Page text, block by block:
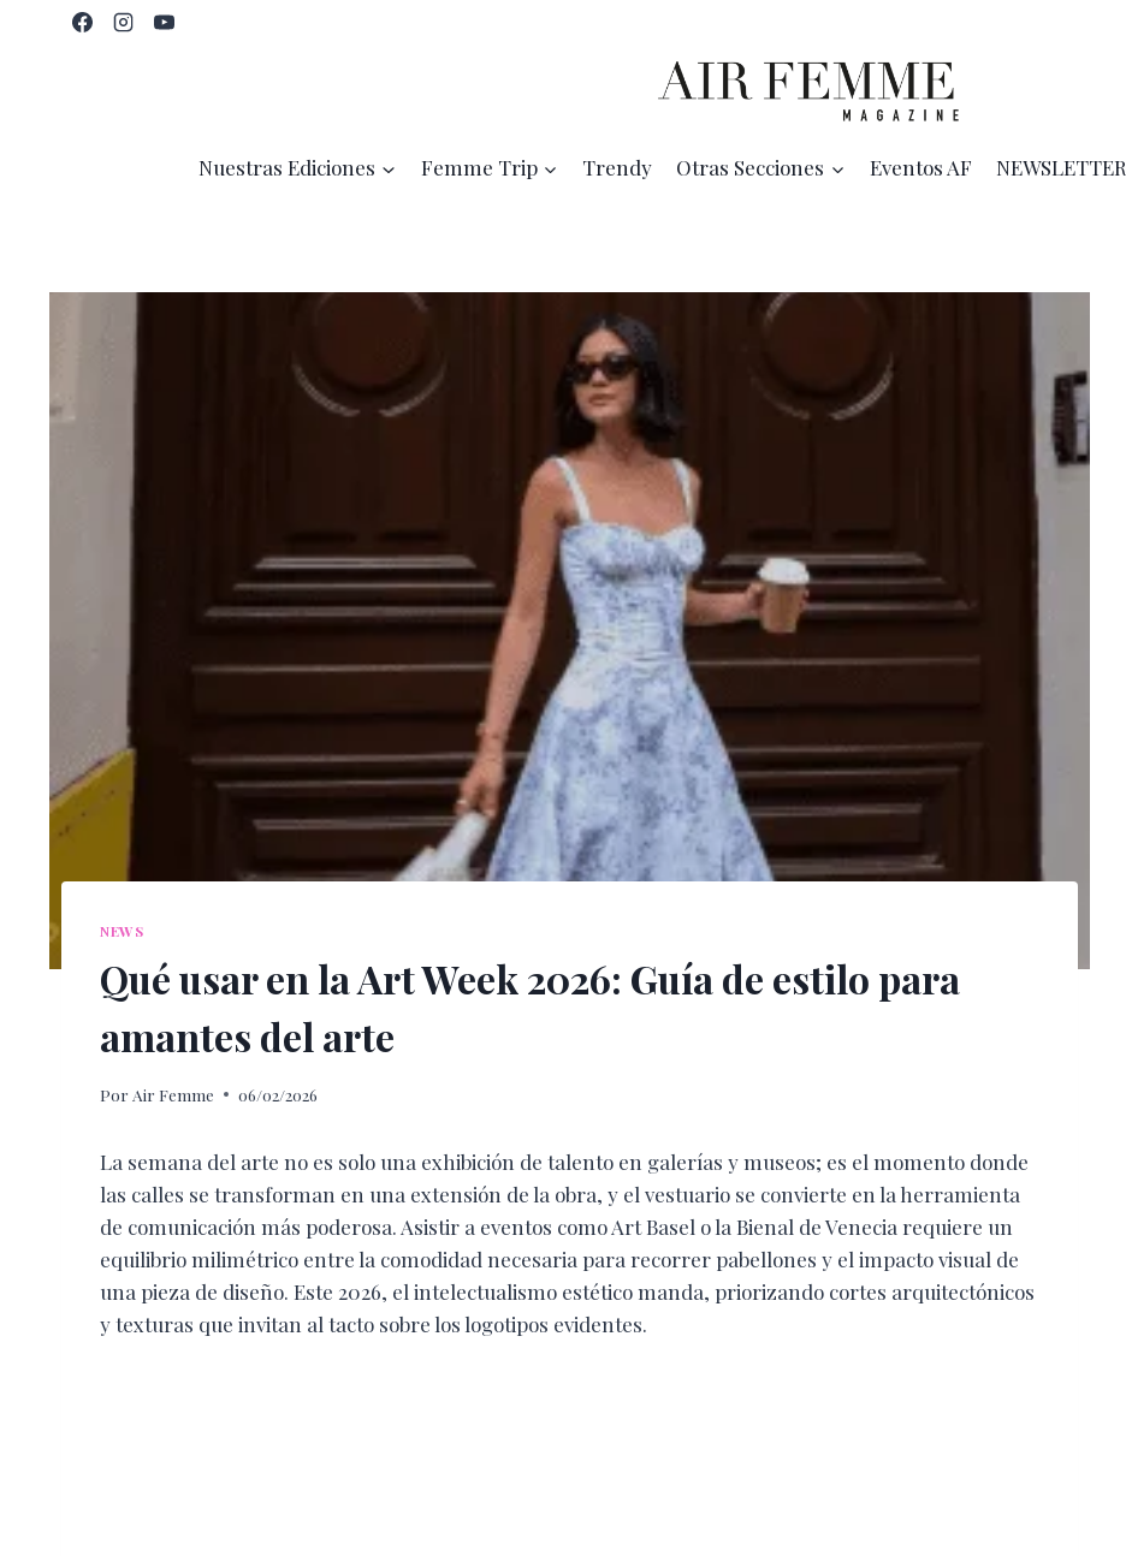
Nuestras Ediciones Femme Trip Trendy Otras Secciones Eventos AF NEWSLETTER
NEWS
Qué usar en la Art Week 2026: Guía de estilo para
amantes del arte
Por Air Femme 06/02/2026
La semana del arte no es solo una exhibición de talento en galerías y museos; es el momento donde
las calles se transforman en una extensión de la obra, y el vestuario se convierte en la herramienta
de comunicación más poderosa. Asistir a eventos como Art Basel o la Bienal de Venecia requiere un
equilibrio milimétrico entre la comodidad necesaria para recorrer pabellones y el impacto visual de
una pieza de diseño. Este 2026, el intelectualismo estético manda, priorizando cortes arquitectónicos
y texturas que invitan al tacto sobre los logotipos evidentes.